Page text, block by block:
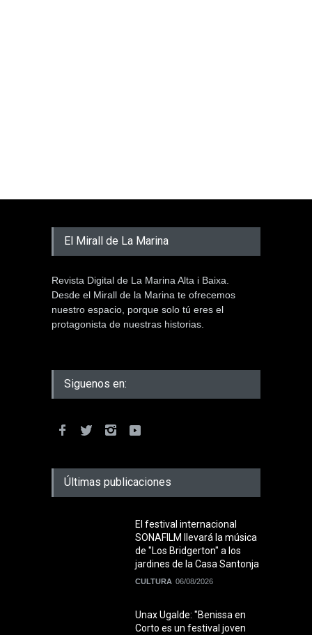
El Mirall de La Marina
Revista Digital de La Marina Alta i Baixa.
Desde el Mirall de la Marina te ofrecemos
nuestro espacio, porque solo tú eres el
protagonista de nuestras historias.
Siguenos en:
Últimas publicaciones
El festival internacional
SONAFILM llevará la música
de "Los Bridgerton" a los
jardines de la Casa Santonja
CULTURA 06/08/2026
Unax Ugalde: "Benissa en
Corto es un festival joven